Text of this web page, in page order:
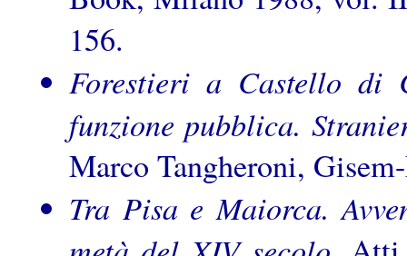
156.
Forestieri a Castello di
funzione pubblica.
Marco Tangheroni,
Tra Pisa e Maiorca.